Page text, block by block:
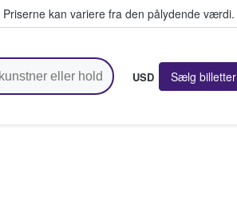
Priserne kan variere fra den pålydende værdi.
USD Sælg billetter